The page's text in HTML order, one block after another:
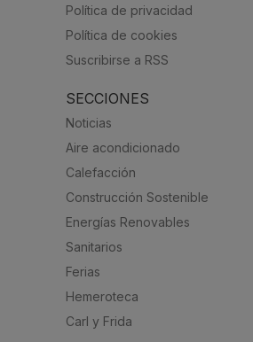
Política de privacidad
Política de cookies
Suscribirse a RSS
SECCIONES
Noticias
Aire acondicionado
Calefacción
Construcción Sostenible
Energías Renovables
Sanitarios
Ferias
Hemeroteca
Carl y Frida